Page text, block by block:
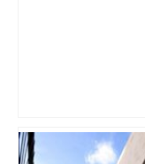
« Rien